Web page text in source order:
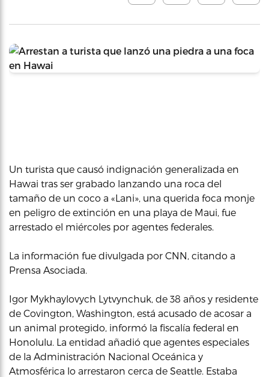
Un turista que causó indignación generalizada en
Hawai tras ser grabado lanzando una roca del
tamaño de un coco a «Lani», una querida foca monje
en peligro de extinción en una playa de Maui, fue
arrestado el miércoles por agentes federales.
La información fue divulgada por CNN, citando a
Prensa Asociada.
Igor Mykhaylovych Lytvynchuk, de 38 años y residente
de Covington, Washington, está acusado de acosar a
un animal protegido, informó la fiscalía federal en
Honolulu. La entidad añadió que agentes especiales
de la Administración Nacional Oceánica y
Atmosférica lo arrestaron cerca de Seattle. Estaba